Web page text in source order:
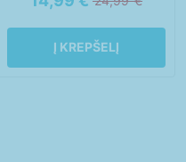
Į KREPŠELĮ